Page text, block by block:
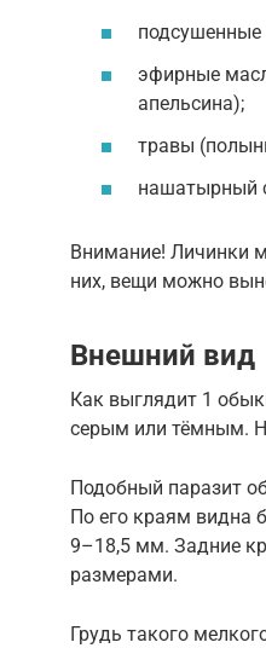
подсушенные
эфирные
апельсина);
травы
нашатырный
Внимание! Личинки
них, вещи можно
Внешний вид
Как выглядит 1
серым или тёмным.
Подобный паразит
По его краям видна
9–18,5 мм. Задние
размерами.
Грудь такого